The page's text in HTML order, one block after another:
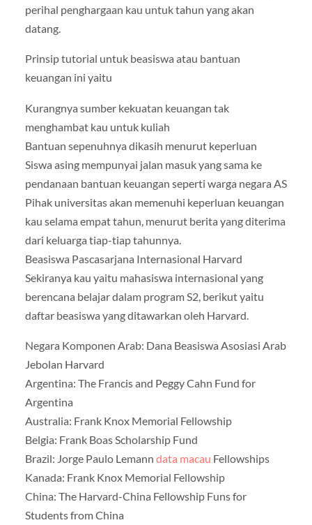
perihal penghargaan kau untuk tahun yang akan
datang.
Prinsip tutorial untuk beasiswa atau bantuan
keuangan ini yaitu
Kurangnya sumber kekuatan keuangan tak
menghambat kau untuk kuliah
Bantuan sepenuhnya dikasih menurut keperluan
Siswa asing mempunyai jalan masuk yang sama ke
pendanaan bantuan keuangan seperti warga negara AS
Pihak universitas akan memenuhi keperluan keuangan
kau selama empat tahun, menurut berita yang diterima
dari keluarga tiap-tiap tahunnya.
Beasiswa Pascasarjana Internasional Harvard
Sekiranya kau yaitu mahasiswa internasional yang
berencana belajar dalam program S2, berikut yaitu
daftar beasiswa yang ditawarkan oleh Harvard.
Negara Komponen Arab: Dana Beasiswa Asosiasi Arab
Jebolan Harvard
Argentina: The Francis and Peggy Cahn Fund for
Argentina
Australia: Frank Knox Memorial Fellowship
Belgia: Frank Boas Scholarship Fund
Brazil: Jorge Paulo Lemann data macau Fellowships
Kanada: Frank Knox Memorial Fellowship
China: The Harvard-China Fellowship Funs for
Students from China